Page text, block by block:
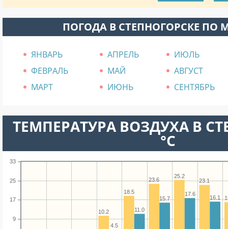
ПОГОДА В СТЕПНОГОРСКЕ ПО
ЯНВАРЬ АПРЕЛЬ
ИЮЛЬ
ФЕВРАЛЬ
МАЙ
АВГУСТ
МАРТ
ИЮНЬ СЕНТЯБРЬ
ТЕМПЕРАТУРА ВОЗДУХА В
°C
9
17
25
33
23.1
25.2
23.6
18.5
10.2
16.1
17.6
15.7
11.0
4.5